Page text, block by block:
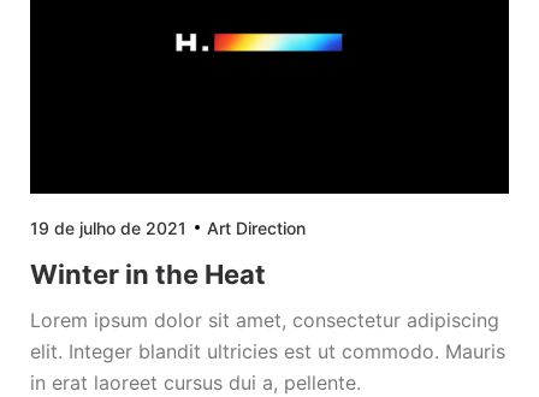
19 de julho de 2021 Art Direction
Winter in the Heat
Lorem ipsum dolor sit amet, consectetur adipiscing
elit. Integer blandit ultricies est ut commodo. Mauris
in erat laoreet cursus dui a, pellente.